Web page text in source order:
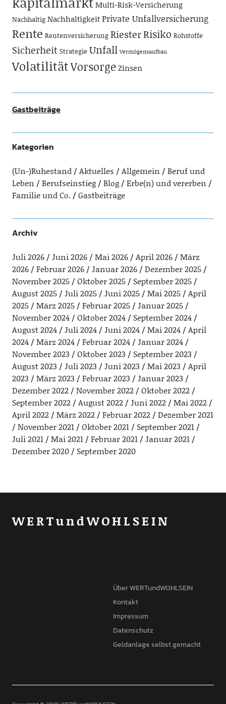
Multi-Risk-Versicherung
Nachhaltig NachhaltigkeitPrivate Unfallversicherung
Rente Rentenversicherung RiesterRisiko Rohstoffe
Sicherheit Strategie Unfall Vermögensaufbau
VolatilitätVorsorgeZinsen
Gastbeiträge
Kategorien
(Un-)Ruhestand Aktuelles Allgemein
Beruf und
Leben
Berufseinstieg Blog
Erbe(n) und vererben
Familie und Co.
Gastbeiträge
Archiv
Juli 2026 Juni 2026 Mai 2026 April 2026
März
2026
Februar 2026 Januar 2026
Dezember 2025
November 2025
Oktober 2025
September 2025
August 2025
Juli 2025 Juni 2025 Mai 2025
April
2025
März 2025 Februar 2025
Januar 2025
November 2024
Oktober 2024
September 2024
August 2024
Juli 2024 Juni 2024 Mai 2024
April
2024
März 2024 Februar 2024
Januar 2024
November 2023
Oktober 2023
September 2023
August 2023
Juli 2023 Juni 2023 Mai 2023
April
2023
März 2023 Februar 2023
Januar 2023
Dezember 2022
November 2022
Oktober 2022
September 2022
August 2022 Juni 2022
Mai 2022
April 2022
März 2022 Februar 2022
Dezember 2021
November 2021
Oktober 2021
September 2021
Juli 2021
Mai 2021 Februar 2021
Januar 2021
Dezember 2020
September 2020
WERTundWOHLSEIN
Über WERTundWOHLSEIN
Kontakt
Impressum
Datenschutz
Geldanlage selbst gemacht